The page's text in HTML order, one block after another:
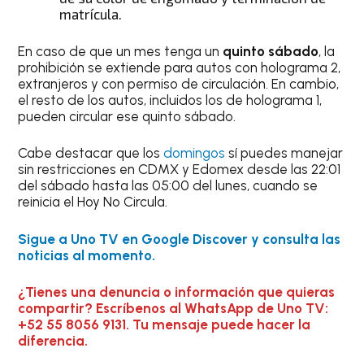
matrícula.
En caso de que un mes tenga un quinto sábado, la
prohibición se extiende para autos con holograma 2,
extranjeros y con permiso de circulación. En cambio,
el resto de los autos, incluidos los de holograma 1,
pueden circular ese quinto sábado.
Cabe destacar que losdomingos sí puedes manejar
sin restricciones en CDMX y Edomex desde las 22:01
del sábado hasta las 05:00 del lunes, cuando se
reinicia el Hoy No Circula.
Sigue a Uno TV en Google Discover y consulta las
noticias al momento.
¿Tienes una denuncia o información que quieras
compartir? Escríbenos al WhatsApp de Uno TV:
+52 55 8056 9131. Tu mensaje puede hacer la
diferencia.